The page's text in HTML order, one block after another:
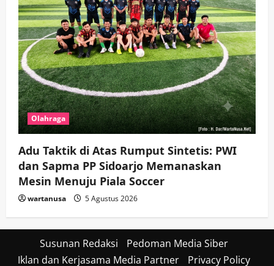
Olahraga
Adu Taktik di Atas Rumput Sintetis: PWI
dan Sapma PP Sidoarjo Memanaskan
Mesin Menuju Piala Soccer
wartanusa 5 Agustus 2026
Susunan Redaksi
Pedoman Media Siber
Iklan dan Kerjasama Media Partner
Privacy Policy